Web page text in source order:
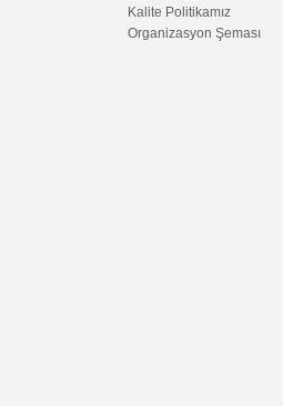
Kalite Politikamız
Organizasyon Şeması